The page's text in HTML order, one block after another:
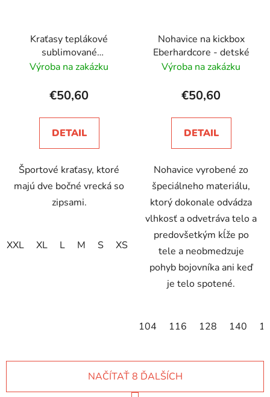
Kraťasy teplákové
sublimované
Eberhardcore - unisex
Výroba na zakázku
€50,60
DETAIL
Športové kraťasy, ktoré
majú dve bočné vrecká so
zipsami.
XXL XL L M S XS
Nohavice na kickbox
Eberhardcore - detské
Výroba na zakázku
€50,60
DETAIL
Nohavice vyrobené zo
špeciálneho materiálu,
ktorý dokonale odvádza
vlhkosť a odvetráva telo a
predovšetkým kĺže po
tele a neobmedzuje
pohyb bojovníka ani keď
je telo spotené.
104 116 128 140
NAČÍTAŤ 8 ĎALŠÍCH